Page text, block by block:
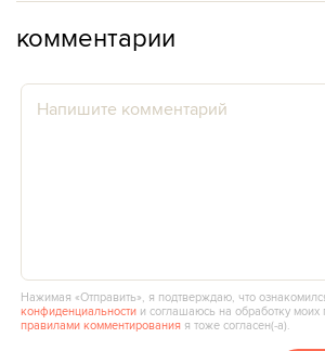
комментарии
Нажимая «Отправить», я подтверждаю, что
конфиденциальности и соглашаюсь на обработку
правилами комментирования я тоже согласен(‑а).